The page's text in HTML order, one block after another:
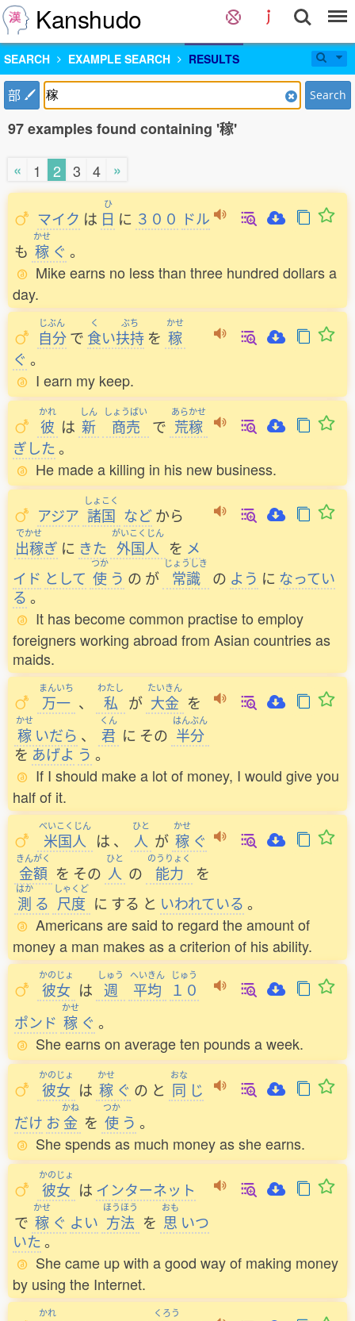
Kanshudo
SEARCH EXAMPLE SEARCH RESULTS
部 Search
97 examples found containing '稼'
« 1 2 3 4 »
マイク は
ひ
日 に ３００ ドル
も
かせ
稼 ぐ 。
Mike earns no less than three hundred dollars a
day.
じぶん
自分 で
く
食い
ぶち
扶持 を
かせ
稼
ぐ 。
I earn my keep.
かれ
彼 は
しん
新
しょうばい
商売 で
あらかせ
荒稼
ぎした。
He made a killing in his new business.
アジア
しょこく
諸国 などから
でかせ
出稼ぎ に きた
がいこくじん
外国人 を メ
イド として
つか
使 う の が
じょうしき
常識 の よう に なってい
る 。
It has become common practise to employ
foreigners working abroad from Asian countries as
maids.
まんいち
万一 、
わたし
私 が
たいきん
大金 を
かせ
稼 いだら 、
くん
君 に その
はんぶん
半分
を あげよ う 。
If I should make a lot of money, I would give you
half of it.
べいこくじん
米国人 は 、
ひと
人 が
かせ
稼 ぐ
きんがく
金額 を その
ひと
人 の
のうりょく
能力 を
はか
測 る
しゃくど
尺度 に する と いわれている 。
Americans are said to regard the amount of
money a man makes as a criterion of his ability.
かのじょ
彼女 は
しゅう
週
へいきん
平均
じゅう
１０
ポンド
かせ
稼 ぐ 。
She earns on average ten pounds a week.
かのじょ
彼女 は
かせ
稼 ぐ の と
おな
同 じ
だけ お
かね
金 を
つか
使 う 。
She spends as much money as she earns.
かのじょ
彼女 は インターネット
で
かせ
稼 ぐ よい
ほうほう
方法 を
おも
思 いつ
いた。
She came up with a good way of making money
by using the Internet.
かれ くろう